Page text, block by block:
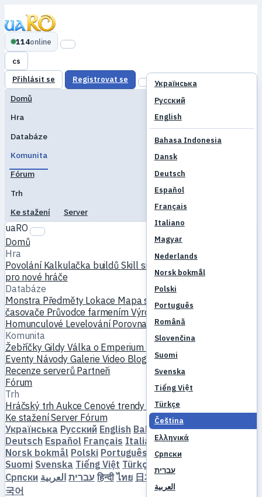
114online
cs
Українська
Русский
English
Bahasa Indonesia
Dansk
Deutsch
Español
Français
Italiano
Magyar
Nederlands
Norsk bokmål
Polski
Português
Română
Slovenčina
Suomi
Svenska
Tiếng Việt
Türkçe
Čeština
Ελληνικά
Српски
עברית
العربية
Přihlásit se Registrovat se
Domů
Hra
Databáze
Komunita
Fórum
Trh
Ke stažení
Server
uaRO
Domů
Hra
Povolání Kalkulačka buildů Skill simulátor
pro nové hráče
Databáze
Monstra Předměty Lokace Mapa světaDatabáze skillů
časovače Průvodce farmením Výroba a kování
Homunculové Levelování Porovnat Mechaniky
Komunita
Žebříčky Gildy Válka o Emperium
Eventy Návody Galerie Video Blogy Kluby
Recenze serverů Partneři
Fórum
Trh
Hráčský trhAukceCenové trendy
Ekonomika
Ke staženíServer Fórum
Українська Русский English Bahasa Indonesia Dansk
Deutsch Español Français Italiano Magyar
Norsk bokmål Polski Português Română
Suomi Svenska Tiếng Việt Türkçe
Српски
עברית العربية हिन्दी ไทย 日本語 简体中文
국어